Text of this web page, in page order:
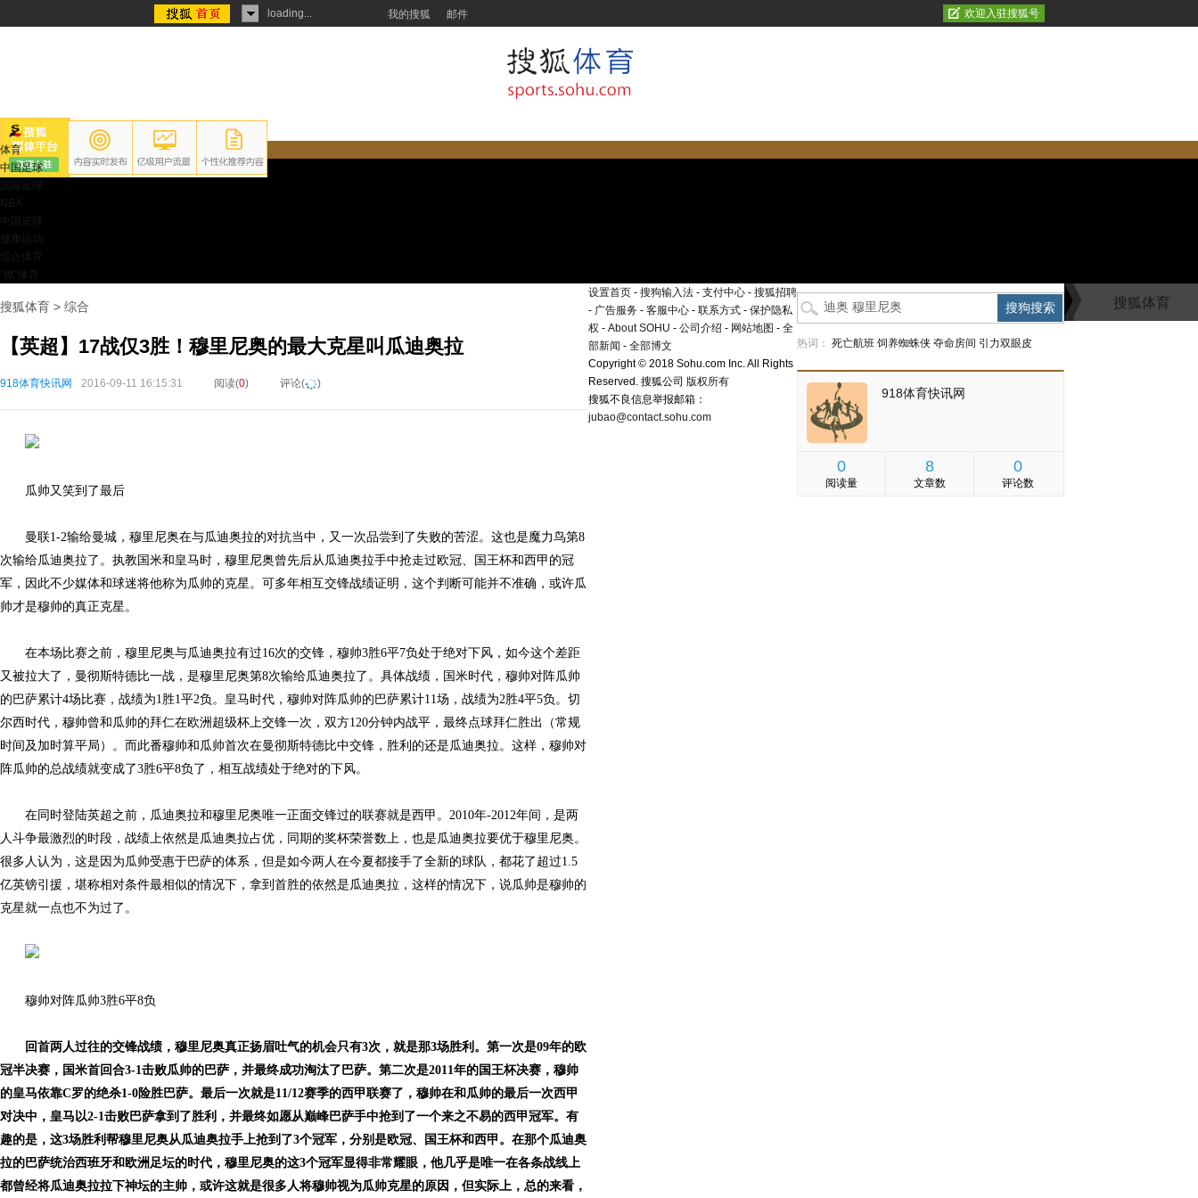
loading... 我的搜狐 邮件 欢迎入驻搜狐号
体育
中国足球
健康运动
搜狐体育
搜狐体育 > 综合
【英超】17战仅3胜！穆里尼奥的最大克星叫瓜迪奥拉
918体育快讯网 2016-09-11 16:15:31 阅读(0) 评论( )
瓜帅又笑到了最后
曼联1-2输给曼城，穆里尼奥在与瓜迪奥拉的对抗当中，又一次品尝到了失败的苦涩。这也是魔力鸟第8
次输给瓜迪奥拉了。执教国米和皇马时，穆里尼奥曾先后从瓜迪奥拉手中抢走过欧冠、国王杯和西甲的冠
军，因此不少媒体和球迷将他称为瓜帅的克星。可多年相互交锋战绩证明，这个判断可能并不准确，或许瓜
帅才是穆帅的真正克星。
在本场比赛之前，穆里尼奥与瓜迪奥拉有过16次的交锋，穆帅3胜6平7负处于绝对下风，如今这个差距
又被拉大了，曼彻斯特德比一战，是穆里尼奥第8次输给瓜迪奥拉了。具体战绩，国米时代，穆帅对阵瓜帅
的巴萨累计4场比赛，战绩为1胜1平2负。皇马时代，穆帅对阵瓜帅的巴萨累计11场，战绩为2胜4平5负。切
尔西时代，穆帅曾和瓜帅的拜仁在欧洲超级杯上交锋一次，双方120分钟内战平，最终点球拜仁胜出（常规
时间及加时算平局）。而此番穆帅和瓜帅首次在曼彻斯特德比中交锋，胜利的还是瓜迪奥拉。这样，穆帅对
阵瓜帅的总战绩就变成了3胜6平8负了，相互战绩处于绝对的下风。
在同时登陆英超之前，瓜迪奥拉和穆里尼奥唯一正面交锋过的联赛就是西甲。2010年-2012年间，是两
人斗争最激烈的时段，战绩上依然是瓜迪奥拉占优，同期的奖杯荣誉数上，也是瓜迪奥拉要优于穆里尼奥。
很多人认为，这是因为瓜帅受惠于巴萨的体系，但是如今两人在今夏都接手了全新的球队，都花了超过1.5
亿英镑引援，堪称相对条件最相似的情况下，拿到首胜的依然是瓜迪奥拉，这样的情况下，说瓜帅是穆帅的
克星就一点也不为过了。
穆帅对阵瓜帅3胜6平8负
回首两人过往的交锋战绩，穆里尼奥真正扬眉吐气的机会只有3次，就是那3场胜利。第一次是09年的欧
冠半决赛，国米首回合3-1击败瓜帅的巴萨，并最终成功淘汰了巴萨。第二次是2011年的国王杯决赛，穆帅
的皇马依靠C罗的绝杀1-0险胜巴萨。最后一次就是11/12赛季的西甲联赛了，穆帅在和瓜帅的最后一次西甲
对决中，皇马以2-1击败巴萨拿到了胜利，并最终如愿从巅峰巴萨手中抢到了一个来之不易的西甲冠军。有
趣的是，这3场胜利帮穆里尼奥从瓜迪奥拉手上抢到了3个冠军，分别是欧冠、国王杯和西甲。在那个瓜迪奥
拉的巴萨统治西班牙和欧洲足坛的时代，穆里尼奥的这3个冠军显得非常耀眼，他几乎是唯一在各条战线上
都曾经将瓜迪奥拉拉下神坛的主帅，或许这就是很多人将穆帅视为瓜帅克星的原因，但实际上，总的来看，
热词： 死亡航班 饲养蜘蛛侠 夺命房间 引力双眼皮
918体育快讯网
0
阅读量
8
文章数
0
评论数
设置首页 - 搜狗输入法 - 支付中心 - 搜狐招聘
- 广告服务 - 客服中心 - 联系方式 - 保护隐私
权 - About SOHU - 公司介绍 - 网站地图 - 全
部新闻 - 全部博文
Copyright© 2018 Sohu.com Inc. All Rights
Reserved. 搜狐公司 版权所有
搜狐不良信息举报邮箱：
jubao@contact.sohu.com